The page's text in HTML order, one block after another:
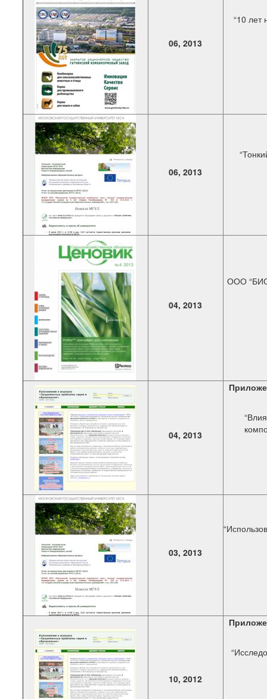
06, 2013
“10 лет
06, 2013
04, 2013
ООО
04, 2013
03, 2013
10, 2012